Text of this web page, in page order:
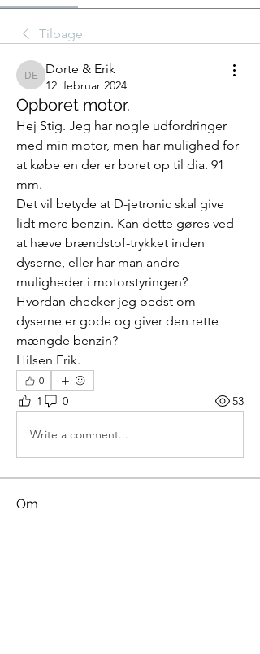
Tilbage
Dorte & Erik
Dorte & Erik
12. februar 2024
Opboret motor.
Hej Stig. Jeg har nogle udfordringer
med min motor, men har mulighed for
at købe en der er boret op til dia. 91
mm.
Det vil betyde at D-jetronic skal give
lidt mere benzin. Kan dette gøres ved
at hæve brændstof-trykket inden
dyserne, eller har man andre
muligheder i motorstyringen?
Hvordan checker jeg bedst om
dyserne er gode og giver den rette
mængde benzin?
Hilsen Erik.
0
1 0 53
Write a comment...
Om
Velkommen til gruppen! Opret